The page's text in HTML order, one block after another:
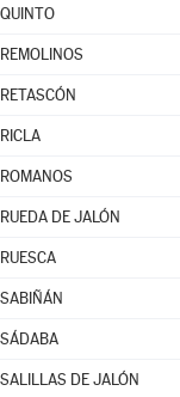
QUINTO
REMOLINOS
RETASCÓN
RICLA
ROMANOS
RUEDA DE JALÓN
RUESCA
SABIÑÁN
SÁDABA
SALILLAS DE JALÓN